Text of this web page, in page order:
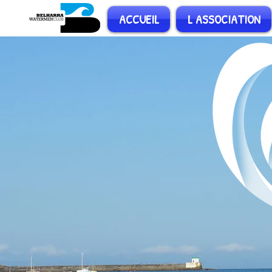
ACCUEIL L ASSOCIATION